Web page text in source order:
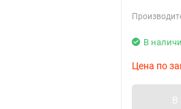
В
Цена по
В